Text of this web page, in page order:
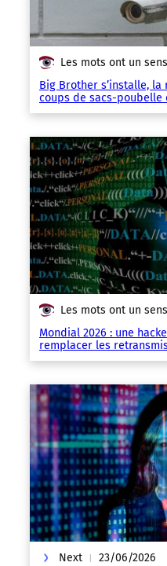
Les mots ont un sens
Big Brother s’installe,
coups de sacs-poubelle
Les mots ont un sens
Mondial 2026 : une
remplacer les
Next | 23/06/2026